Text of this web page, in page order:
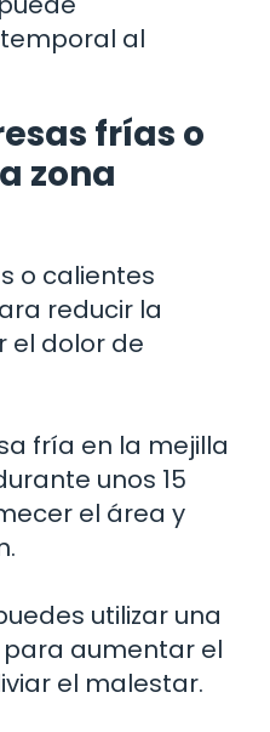
al
frías o
zona
o calientes
reducir la
el dolor de
fría en la mejilla
unos 15
el área y
utilizar una
aumentar el
el malestar.